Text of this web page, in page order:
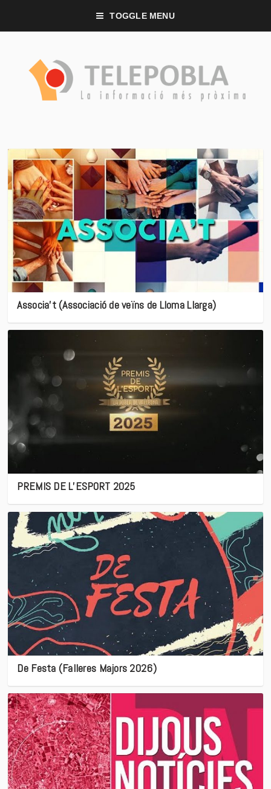
TOGGLE MENU
Associa’t (Associació de veïns de Lloma Llarga)
PREMIS DE L’ESPORT 2025
De Festa (Falleres Majors 2026)